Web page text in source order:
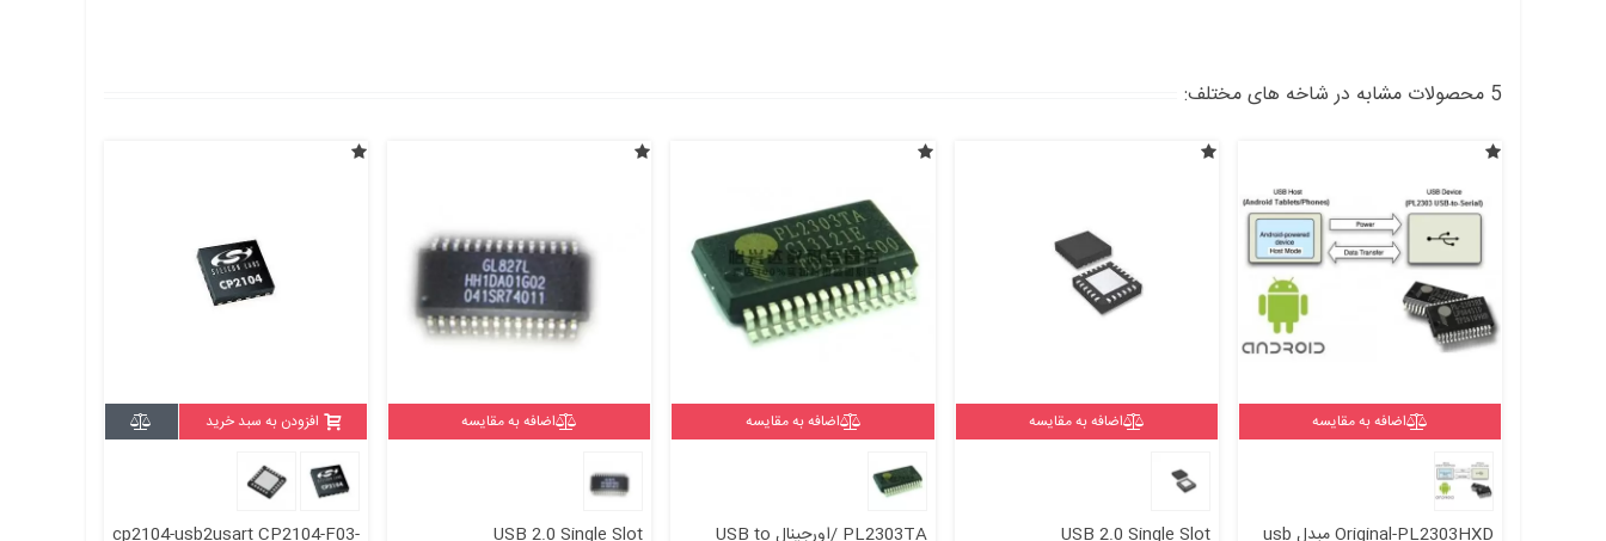
5 محصولات مشابه در شاخه های مختلف:
اضافه به مقایسه
Original-PL2303HXD مبدل usb
اضافه به مقایسه
USB 2.0 Single Slot
اضافه به مقایسه
PL2303TA /اورجینال USB to
اضافه به مقایسه
USB 2.0 Single Slot
افزودن به سبد خرید
cp2104-usb2usart CP2104-F03-